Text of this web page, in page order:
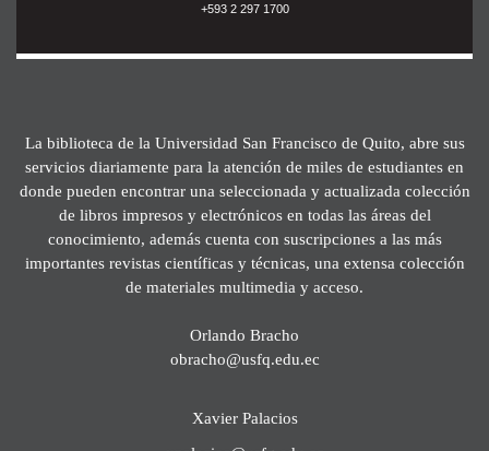
+593 2 297 1700
La biblioteca de la Universidad San Francisco de Quito, abre sus
servicios diariamente para la atención de miles de estudiantes en
donde pueden encontrar una seleccionada y actualizada colección
de libros impresos y electrónicos en todas las áreas del
conocimiento, además cuenta con suscripciones a las más
importantes revistas científicas y técnicas, una extensa colección
de materiales multimedia y acceso.
Orlando Bracho
obracho@usfq.edu.ec
Xavier Palacios